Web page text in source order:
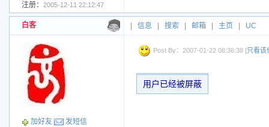
注册： 2005-12-11 22:12:47
白客 信息 搜索 邮箱 主页 UC
加好友 发短信
Post By：2007-01-22 08:36:38 [只看该
用户已经被屏蔽